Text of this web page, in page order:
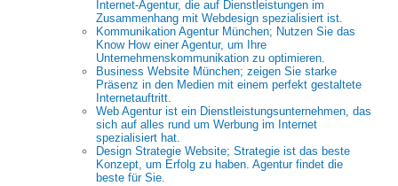
Internet-Agentur, die auf Dienstleistungen im
Zusammenhang mit Webdesign spezialisiert ist.
Kommunikation Agentur München; Nutzen Sie das
Know How einer Agentur, um Ihre
Unternehmenskommunikation zu optimieren.
Business Website München; zeigen Sie starke
Präsenz in den Medien mit einem perfekt gestaltete
Internetauftritt.
Web Agentur ist ein Dienstleistungsunternehmen, das
sich auf alles rund um Werbung im Internet
spezialisiert hat.
Design Strategie Website; Strategie ist das beste
Konzept, um Erfolg zu haben. Agentur findet die
beste für Sie.